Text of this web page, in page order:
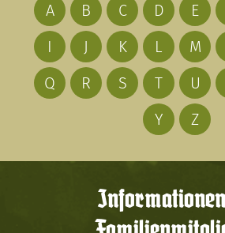
A B C D E
I
J K L M
Q
R S T U
Y
Z